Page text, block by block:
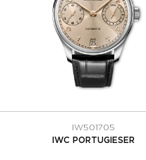
IW501705
IWC PORTUGIESER